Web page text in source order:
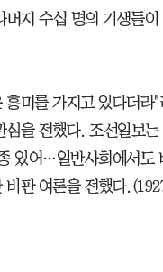
지 수십 명의 기생들이
미를 가지고 있다더라
을 전했다. 조선일보
있어…일반사회에서도
판 여론을 전했다